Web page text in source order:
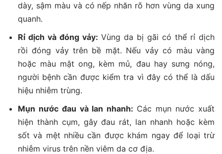
dày, sậm màu và có nếp nhăn rõ hơn vùng da xung
quanh.
Rỉ dịch và đóng vảy: Vùng da bị gãi có thể rỉ dịch
rồi đóng vảy trên bề mặt. Nếu vảy có màu vàng
hoặc màu mật ong, kèm mủ, đau hay sưng nóng,
người bệnh cần được kiểm tra vì đây có thể là dấu
hiệu nhiễm trùng.
Mụn nước đau và lan nhanh: Các mụn nước xuất
hiện thành cụm, gây đau rát, lan nhanh hoặc kèm
sốt và mệt nhiều cần được khám ngay để loại trừ
nhiễm virus trên nền viêm da cơ địa.